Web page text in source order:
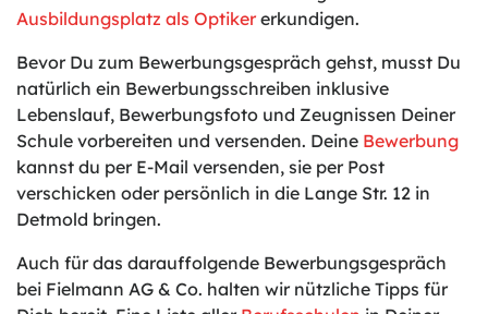
Ausbildungsplatz als Optiker erkundigen.
Bevor Du zum Bewerbungsgespräch gehst, musst Du
natürlich ein Bewerbungsschreiben inklusive
Lebenslauf, Bewerbungsfoto und Zeugnissen Deiner
Schule vorbereiten und versenden. Deine Bewerbung
kannst du per E-Mail versenden, sie per Post
verschicken oder persönlich in die Lange Str. 12 in
Detmold bringen.
Auch für das darauffolgende Bewerbungsgespräch
bei Fielmann AG & Co. halten wir nützliche Tipps für